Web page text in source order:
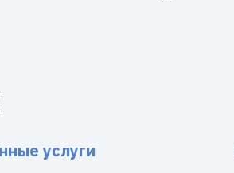
услуги